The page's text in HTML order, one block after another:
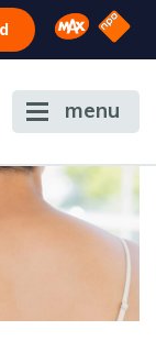
Omroep
NPO
menu